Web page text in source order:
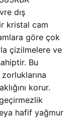
dış
kristal cam
göre çok
çizilmelere ve
Bu
korur.
hafif yağmur